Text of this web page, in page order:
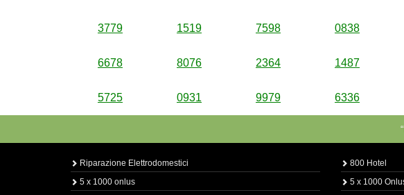
3779 1519 7598 0838
6678 8076 2364 1487
5725 0931 9979 6336
Riparazione Elettrodomestici
5 x 1000 onlus
800 Hotel
5 x 1000